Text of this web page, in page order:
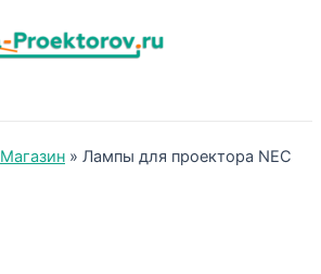
Магазин » Лампы для проектора NEC